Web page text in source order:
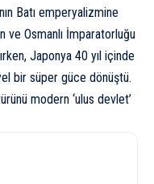
Batı emperyalizmine
ve Osmanlı İmparatorluğu
Japonya 40 yıl içinde
bir süper güce dönüştü.
modern ‘ulus devlet’